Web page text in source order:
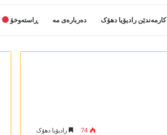
کارمەندێن رادیۆیا دھۆک دەربارەی مە ڕاستەوخۆ
74 رادیۆیا دھۆک